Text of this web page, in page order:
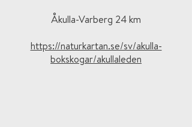
Åkulla-Varberg 24 km
https://naturkartan.se/sv/akulla-
bokskogar/akullaleden